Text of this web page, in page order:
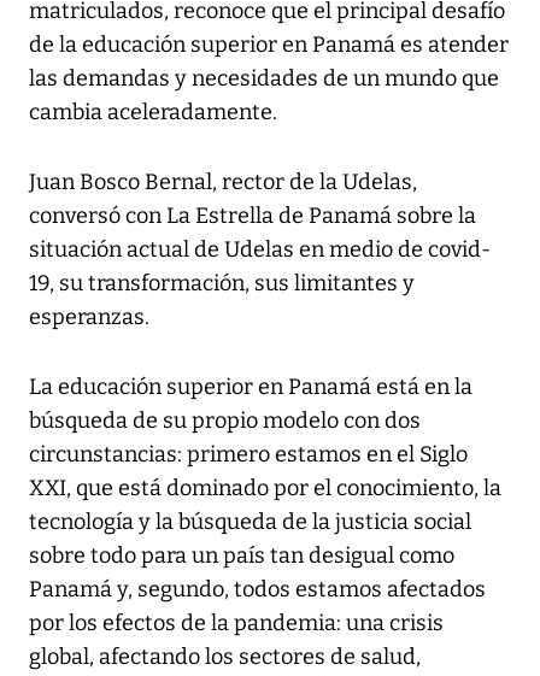
matriculados, reconoce que el principal desafío
de la educación superior en Panamá es atender
las demandas y necesidades de un mundo que
cambia aceleradamente.
Juan Bosco Bernal, rector de la Udelas,
conversó conLa Estrella de Panamá sobre la
situación actual de Udelas en medio de covid-
19, su transformación, sus limitantes y
esperanzas.
La educación superior en Panamá está en la
búsqueda de su propio modelo con dos
circunstancias: primero estamos en el Siglo
XXI, que está dominado por el conocimiento, la
tecnología y la búsqueda de la justicia social
sobre todo para un país tan desigual como
Panamá y, segundo, todos estamos afectados
por los efectos de la pandemia: una crisis
global, afectando los sectores de salud,